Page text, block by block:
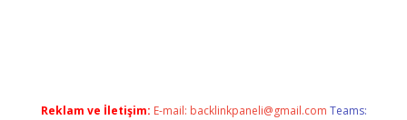
Reklam ve İletişim: E-mail: backlinkpaneli@gmail.com Teams: